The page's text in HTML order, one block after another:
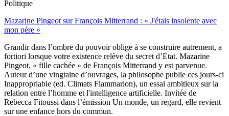
Politique
Mazarine Pingeot sur François Mitterrand : « J'étais insolente avec
mon père »
Grandir dans l’ombre du pouvoir oblige à se construire autrement, a
fortiori lorsque votre existence relève du secret d’Etat. Mazarine
Pingeot, « fille cachée » de François Mitterrand y est parvenue.
Auteur d’une vingtaine d’ouvrages, la philosophe publie ces jours-ci
Inappropriable (ed. Climats Flammarion), un essai ambitieux sur la
relation entre l’homme et l'intelligence artificielle. Invitée de
Rebecca Fitoussi dans l’émission Un monde, un regard, elle revient
sur une enfance hors du commun.